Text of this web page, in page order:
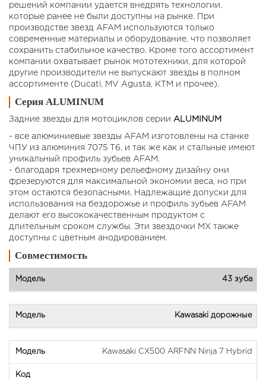
решений компании удается внедрять технологии,
которые ранее не были доступны на рынке. При
производстве звезд AFAM используются только
современные материалы и оборудование, что позволяет
сохранить стабильное качество. Кроме того ассортимент
компании охватывает рынок мототехники, для которой
другие производители не выпускают звезды в полном
ассортименте (Ducati, MV Agusta, KTM и прочее).
Серия ALUMINUM
Задние звезды для мотоциклов cерии ALUMINUM
- все алюминиевые звезды AFAM изготовлены на станке
ЧПУ из алюминия 7075 T6, и так же как и стальные имеют
уникальный профиль зубьев AFAM.
- благодаря трехмерному рельефному дизайну они
фрезеруются для максимальной экономии веса, но при
этом остаются безопасными. Надлежащие допуски для
использования на бездорожье и профиль зубьев AFAM
делают его высококачественным продуктом с
длительным сроком службы. Эти звездочки MX также
доступны с цветным анодированием.
Совместимость
43 зуба
Kawasaki дорожные
Kawasaki CX500 ARFNN Ninja 7 Hybrid